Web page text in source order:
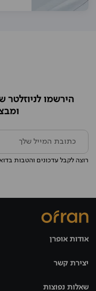
הירשמו לניוזלטר
רוצה לקבל עדכונים והטבות
אודות אופרן
יצירת קשר
שאלות נפוצות